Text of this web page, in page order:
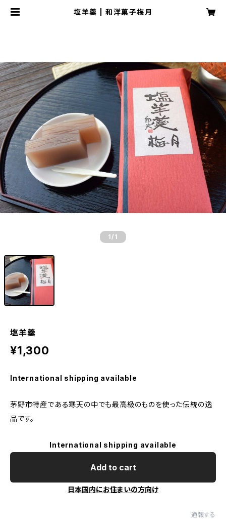
塩羊羹 | 和洋菓子梅月
1 /1
塩羊羹
¥1,300
International shipping available
茅野市特産である寒天の中でも最高級のものを使った伝統の逸
品です。
International shipping available
Add to cart
日本国内にお住まいの方向け
通報する